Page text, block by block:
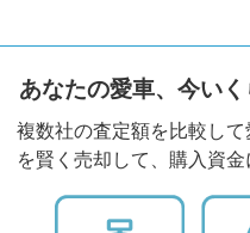
あなたの愛車、今いく
複数社の査定額を比較し
を賢く売却して、購入資金